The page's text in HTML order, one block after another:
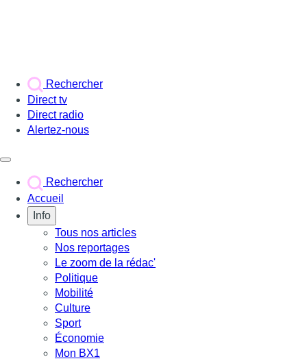
Rechercher
Direct tv
Direct radio
Alertez-nous
Rechercher
Accueil
Info
Tous nos articles
Nos reportages
Le zoom de la rédac'
Politique
Mobilité
Culture
Sport
Économie
Mon BX1